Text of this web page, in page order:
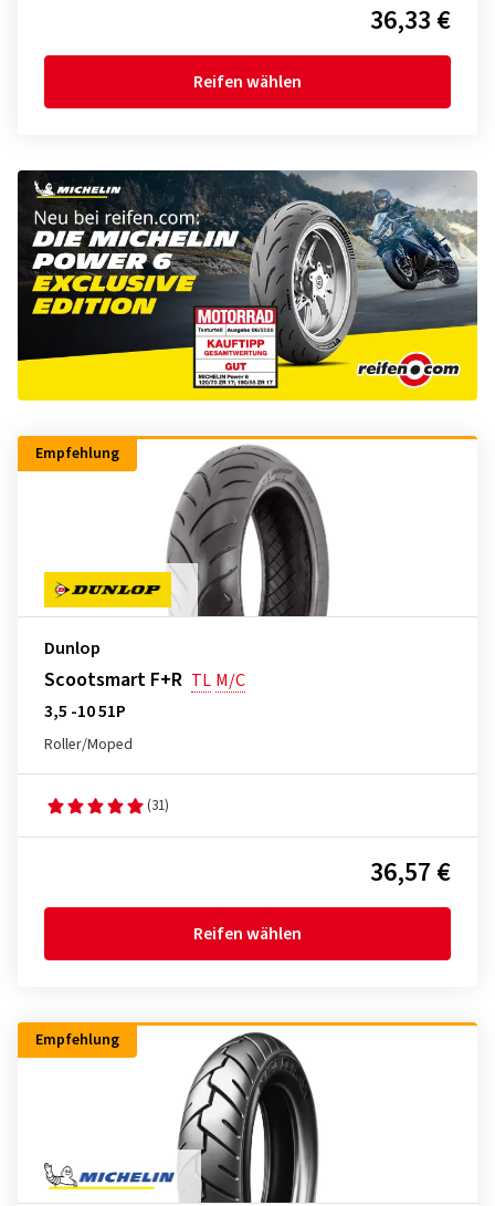
36,33 €
Reifen wählen
Empfehlung
Dunlop
Scootsmart F+R TL M/C
3,5 -10 51P
Roller/Moped
(31)
36,57 €
Reifen wählen
Empfehlung